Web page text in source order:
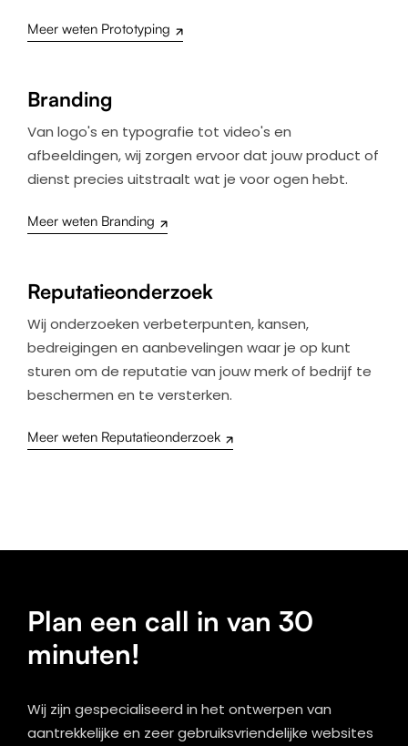
Meer weten Prototyping
Branding
Van logo's en typografie tot video's en
afbeeldingen, wij zorgen ervoor dat jouw product of
dienst precies uitstraalt wat je voor ogen hebt.
Meer weten Branding
Reputatieonderzoek
Wij onderzoeken verbeterpunten, kansen,
bedreigingen en aanbevelingen waar je op kunt
sturen om de reputatie van jouw merk of bedrijf te
beschermen en te versterken.
Meer weten Reputatieonderzoek
Plan een call in van 30
minuten!
Wij zijn gespecialiseerd in het ontwerpen van
aantrekkelijke en zeer gebruiksvriendelijke websites